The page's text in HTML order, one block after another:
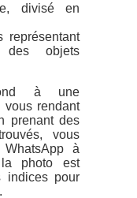
divisé en
représentant
objets
à une
rendant
prenant des
vous
à
photo est
indices pour